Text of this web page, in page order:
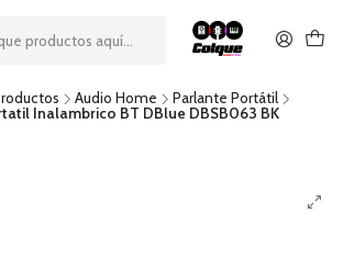
descuento por pago con transferencia bancaria
de $49.990. Este descuento no es
promociones ni aplicable a gastos de envío.
Audio Home
Parlante Portátil
Inalambrico BT DBlue DBSB063 BK